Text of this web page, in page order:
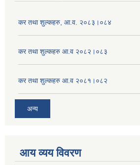
कर तथा शुल्कहरु, आ.व. २०८३।०८४
कर तथा शुल्कहरु आ.व २०८२।०८३
कर तथा शुल्कहरु आ.व २०८१।०८२
अन्य
आय व्यय विवरण